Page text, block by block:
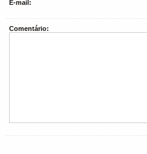
E-mail:
Comentário: